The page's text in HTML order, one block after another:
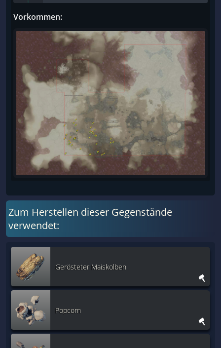
Vorkommen:
Zum Herstellen dieser Gegenstände
verwendet:
Gerösteter Maiskolben
Popcorn